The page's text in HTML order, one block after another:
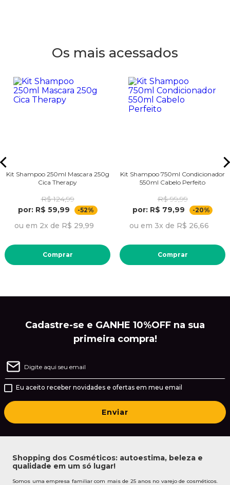
Os mais acessados
Kit Shampoo 250ml Mascara 250g
Cica Therapy
R$ 124,99
por: R$ 59,99
-52%
ou em 2x de R$ 29,99
Comprar
Kit Shampoo 750ml Condicionador
550ml Cabelo Perfeito
R$ 99,99
por: R$ 79,99
-20%
ou em 3x de R$ 26,66
Comprar
Cadastre-se e GANHE 10%OFF na sua
primeira compra!
Eu aceito receber novidades e ofertas em meu email
Enviar
Shopping dos Cosméticos: autoestima, beleza e
qualidade em um só lugar!
Somos uma empresa familiar com mais de 25 anos no varejo de cosméticos.